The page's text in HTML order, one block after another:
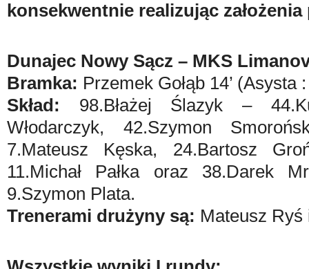
konsekwentnie realizując
Dunajec Nowy Sącz – MKS
Bramka: Przemek Gołąb 14’ (Asysta
Skład: 98.Błażej Ślazyk –
Włodarczyk, 42.Szymon
7.Mateusz Kęska, 24.Bartosz
11.Michał Pałka oraz 38.Darek
9.Szymon Plata.
Trenerami drużyny są: Mateusz Ryś